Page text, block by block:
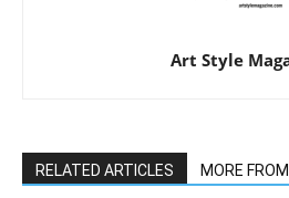
Art Style
RELATED ARTICLES MORE